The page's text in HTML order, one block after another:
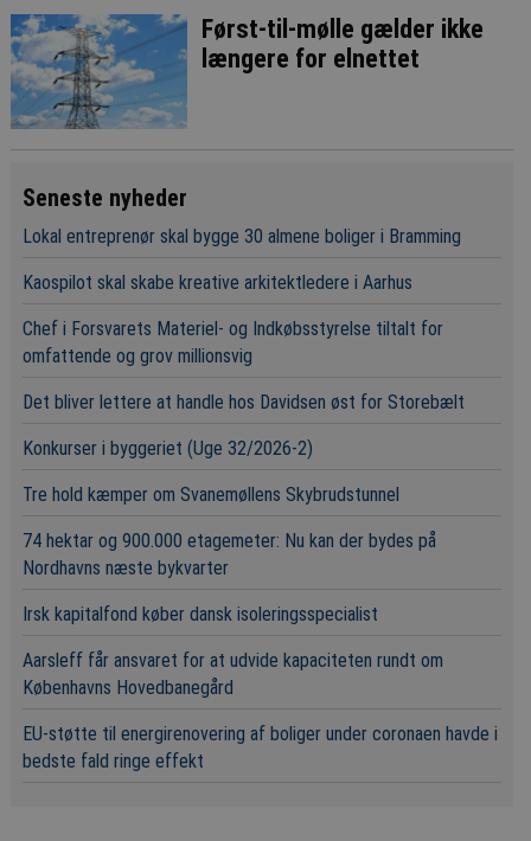
Først-til-mølle gælder ikke
længere for elnettet
Seneste nyheder
Lokal entreprenør skal bygge 30 almene boliger i Bramming
Kaospilot skal skabe kreative arkitektledere i Aarhus
Chef i Forsvarets Materiel- og Indkøbsstyrelse tiltalt for
omfattende og grov millionsvig
Det bliver lettere at handle hos Davidsen øst for Storebælt
Konkurser i byggeriet (Uge 32/2026-2)
Tre hold kæmper om Svanemøllens Skybrudstunnel
74 hektar og 900.000 etagemeter: Nu kan der bydes på
Nordhavns næste bykvarter
Irsk kapitalfond køber dansk isoleringsspecialist
Aarsleff får ansvaret for at udvide kapaciteten rundt om
Københavns Hovedbanegård
EU-støtte til energirenovering af boliger under coronaen havde i
bedste fald ringe effekt